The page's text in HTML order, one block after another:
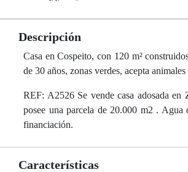
Descripción
Casa en Cospeito, con 120 m²
de 30 años, zonas verdes, acepta animales
REF: A2526 Se vende casa adosada en
posee una parcela de 20.000 m2 .
financiación.
Características